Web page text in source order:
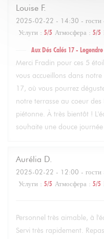
Louise F
2025-02-22 - 14:30 - гости
Услуги : 5/5 Атмосфера : 5/5
Aux Dés Calés 17 - Legendre
Merci Fradin pour ces 5
vous accueillons dans
17, où vous pourrez
notre terrasse au coeur
piétonne. À très bientôt !
souhaite une douce journée
Aurélia D
2025-02-22 - 12:00 - гости
Услуги : 5/5 Атмосфера : 5/5
Personnel très aimable, à
Servi très rapidement.